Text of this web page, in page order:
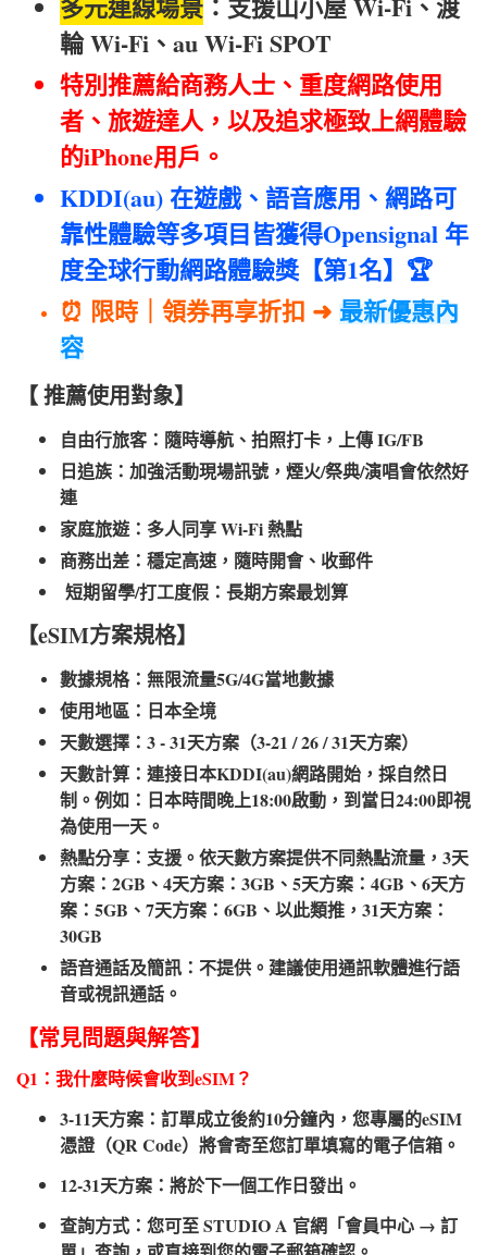
多元連線場景 ：支援山小屋 Wi-Fi、渡
輪 Wi-Fi、au Wi-Fi SPOT
特別推薦給商務人士、重度網路使用
者、旅遊達人，以及追求極致上網體驗
的iPhone用戶。
KDDI(au) 在遊戲、語音應用、網路可
靠性體驗等多項目皆獲得Opensignal 年
度全球行動網路體驗獎【第1名】🏆
⏰ 限時｜領券再享折扣 ➜ 最新優惠內
容
【 推薦使用對象】
自由行旅客：隨時導航、拍照打卡，上傳 IG/FB
日追族：加強活動現場訊號，煙火/祭典/演唱會依然好
連
家庭旅遊：多人同享 Wi-Fi 熱點
商務出差：穩定高速，隨時開會、收郵件
短期留學/打工度假：長期方案最划算
【eSIM方案規格】
數據規格：無限流量5G/4G當地數據
使用地區：日本全境
天數選擇：3 - 31天方案（3-21 / 26 / 31天方案）
天數計算：連接日本KDDI(au)網路開始，採自然日
制。例如：日本時間晚上18:00啟動，到當日24:00即視
為使用一天。
熱點分享：支援。依天數方案提供不同熱點流量，3天
方案：2GB、4天方案：3GB、5天方案：4GB、6天方
案：5GB、7天方案：6GB、以此類推，31天方案：
30GB
語音通話及簡訊：不提供。建議使用通訊軟體進行語
音或視訊通話。
【常見問題與解答】
Q1：我什麼時候會收到eSIM？
3-11天方案：訂單成立後約10分鐘內，您專屬的eSIM
憑證（QR Code）將會寄至您訂單填寫的電子信箱。
12-31天方案：將於下一個工作日發出。
查詢方式：您可至 STUDIO A 官網「會員中心 → 訂